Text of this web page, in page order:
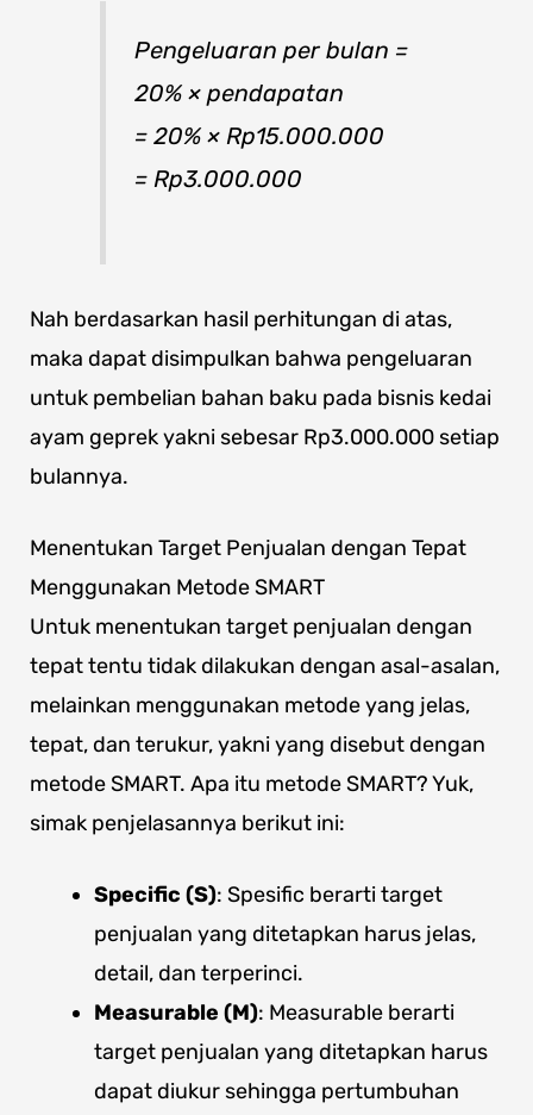
Pengeluaran per bulan =
20% × pendapatan
= 20% × Rp15.000.000
= Rp3.000.000
Nah berdasarkan hasil perhitungan di atas,
maka dapat disimpulkan bahwa pengeluaran
untuk pembelian bahan baku pada bisnis kedai
ayam geprek yakni sebesar Rp3.000.000 setiap
bulannya.
Menentukan Target Penjualan dengan Tepat
Menggunakan Metode SMART
Untuk menentukan target penjualan dengan
tepat tentu tidak dilakukan dengan asal-asalan,
melainkan menggunakan metode yang jelas,
tepat, dan terukur, yakni yang disebut dengan
metode SMART. Apa itu metode SMART? Yuk,
simak penjelasannya berikut ini:
Specific (S): Spesific berarti target
penjualan yang ditetapkan harus jelas,
detail, dan terperinci.
Measurable (M): Measurable berarti
target penjualan yang ditetapkan harus
dapat diukur sehingga pertumbuhan